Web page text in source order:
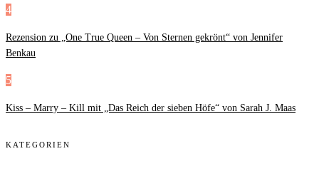
4
Rezension zu „One True Queen – Von Sternen gekrönt“ von Jennifer
Benkau
5
Kiss – Marry – Kill mit „Das Reich der sieben Höfe“ von Sarah J. Maas
KATEGORIEN